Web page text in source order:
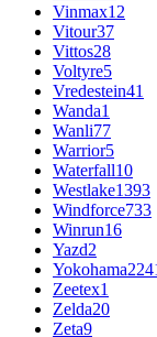
Vinmax12
Vitour37
Vittos28
Voltyre5
Vredestein41
Wanda1
Wanli77
Warrior5
Waterfall10
Westlake1393
Windforce733
Winrun16
Yazd2
Yokohama
Zeetex1
Zelda20
Zeta9